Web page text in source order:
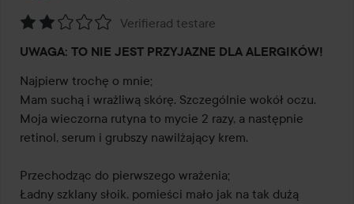
2
z
5
Verifierad testare
UWAGA: TO NIE JEST PRZYJAZNE DLA ALERGIKÓW!
Najpierw trochę o mnie;
Mam suchą i wrażliwą skórę. Szczególnie wokół oczu.
Moja wieczorna rutyna to mycie 2 razy, a następnie
retinol, serum i grubszy nawilżający krem.
Przechodząc do pierwszego wrażenia;
Ładny szklany słoik, pomieści mało jak na tak dużą